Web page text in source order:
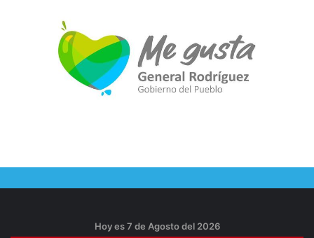
Hoy es 7 de Agosto del 2026